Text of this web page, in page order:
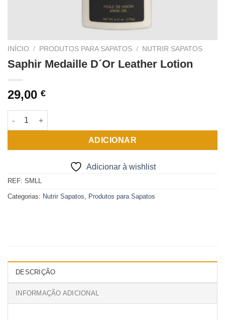
INÍCIO / PRODUTOS PARA SAPATOS / NUTRIR SAPATOS
Saphir Medaille D´Or Leather Lotion
29,00 €
Quantidade de Saphir Medaille D´Or Leather Lotion
ADICIONAR
Adicionar à wishlist
REF: SMLL
Categorias: Nutrir Sapatos Produtos para Sapatos
DESCRIÇÃO
INFORMAÇÃO ADICIONAL